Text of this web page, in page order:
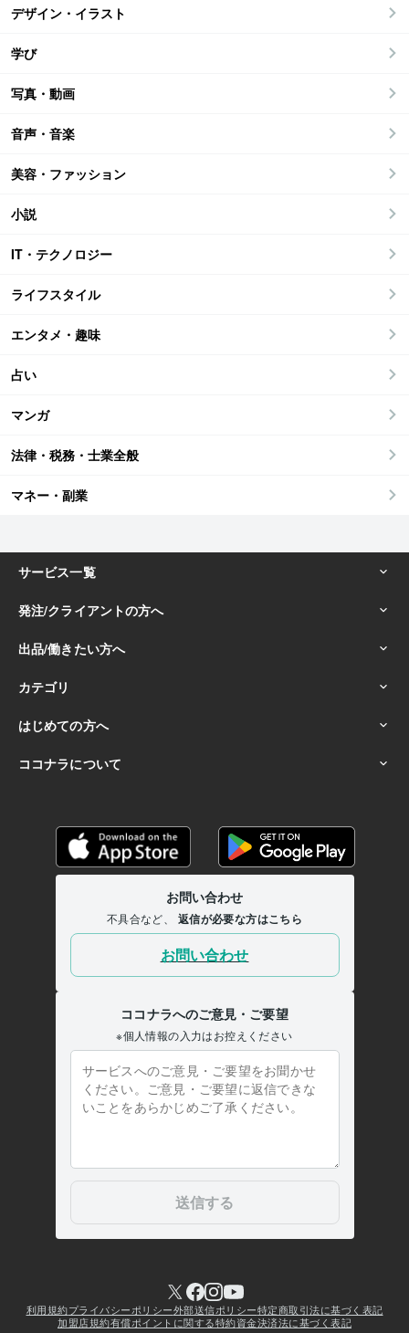
デザイン・イラスト
学び
写真・動画
音声・音楽
美容・ファッション
小説
IT・テクノロジー
ライフスタイル
エンタメ・趣味
占い
マンガ
法律・税務・士業全般
マネー・副業